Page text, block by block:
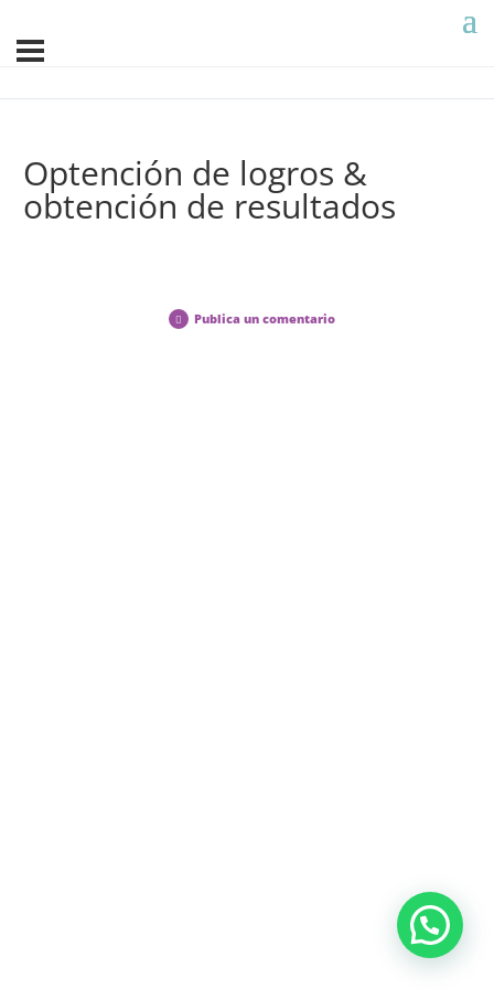
Optención de logros &
obtención de resultados
Publica un comentario